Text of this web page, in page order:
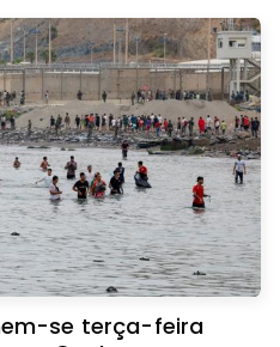
se terça-feira